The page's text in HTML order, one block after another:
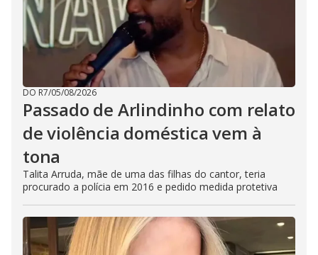
DO R7/05/08/2026
Passado de Arlindinho com relato
de violência doméstica vem à
tona
Talita Arruda, mãe de uma das filhas do cantor, teria
procurado a polícia em 2016 e pedido medida protetiva